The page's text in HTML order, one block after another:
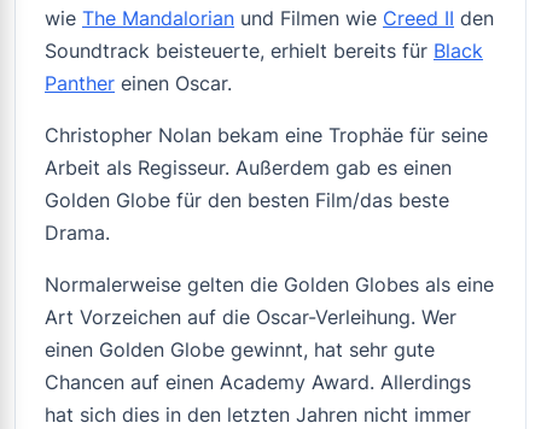
wie The Mandalorian und Filmen wie Creed II den
Soundtrack beisteuerte, erhielt bereits für Black
Panther einen Oscar.
Christopher Nolan bekam eine Trophäe für seine
Arbeit als Regisseur. Außerdem gab es einen
Golden Globe für den besten Film/das beste
Drama.
Normalerweise gelten die Golden Globes als eine
Art Vorzeichen auf die Oscar-Verleihung. Wer
einen Golden Globe gewinnt, hat sehr gute
Chancen auf einen Academy Award. Allerdings
hat sich dies in den letzten Jahren nicht immer